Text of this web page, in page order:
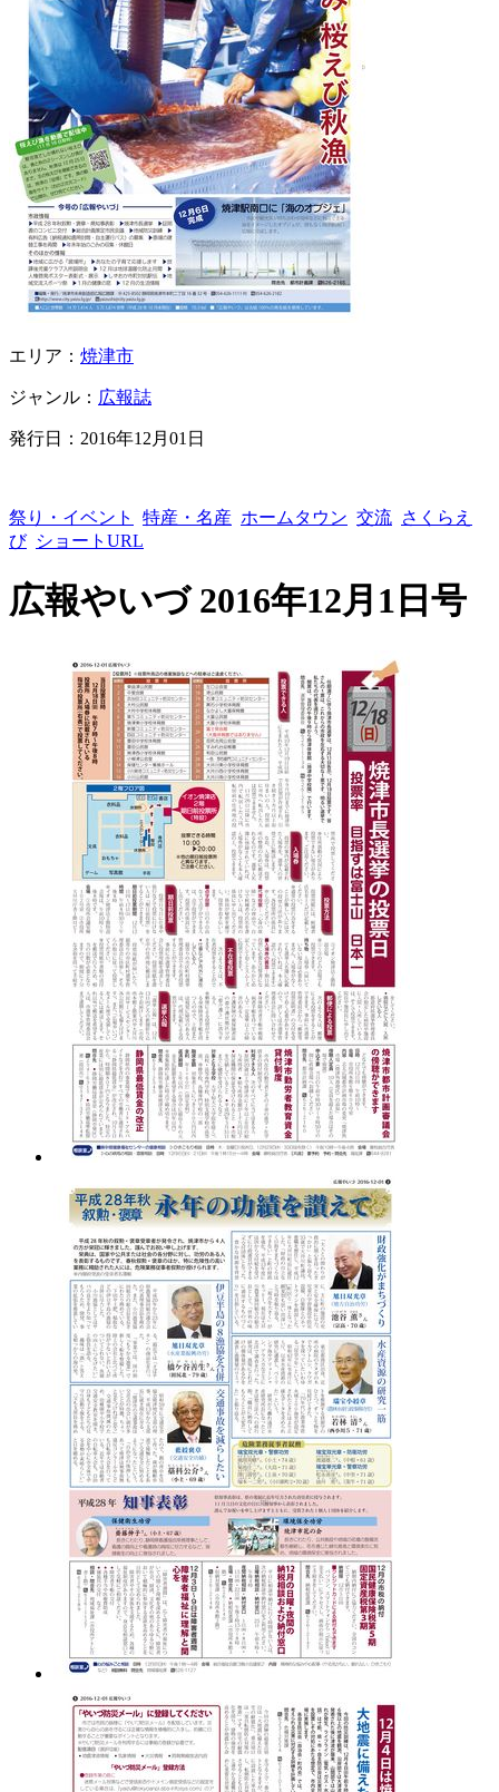
エリア： 焼津市
ジャンル： 広報誌
発行日： 2016年12月01日
祭り・イベント 特産・名産 ホームタウン 交流 さくらえ
び ショートURL
広報やいづ 2016年12月1日号